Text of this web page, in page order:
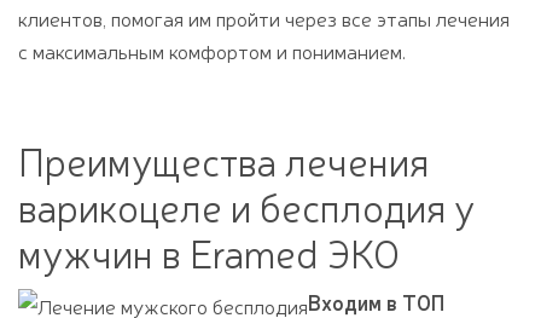
клиентов, помогая им пройти через все этапы лечения
с максимальным комфортом и пониманием.
Преимущества лечения
варикоцеле и бесплодия у
мужчин в Eramed ЭКО
Входим в ТОП